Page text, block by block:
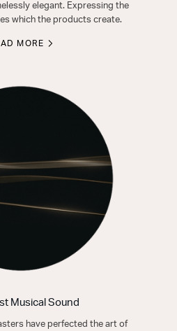
elegant. Expressing the
which the products create.
MORE
Musical Sound
have perfected the art of